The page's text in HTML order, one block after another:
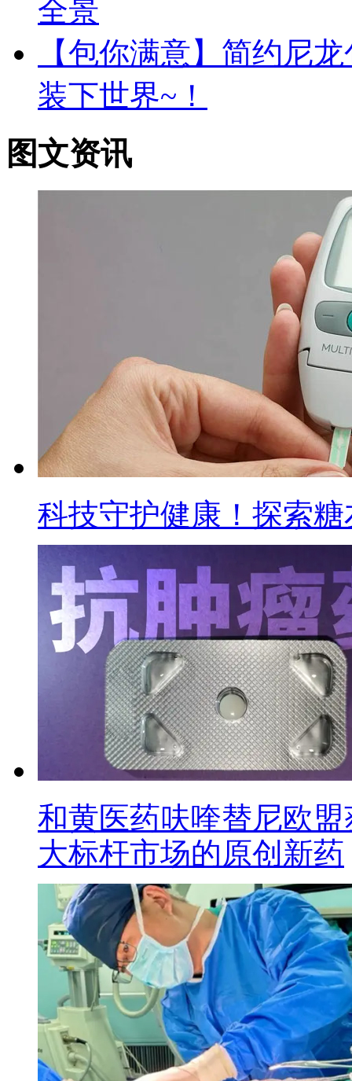
全景
【包你满意】简约尼
装下世界~！
图文资讯
科技守护健康！探索
和黄医药呋喹替尼欧
大标杆市场的原创新药